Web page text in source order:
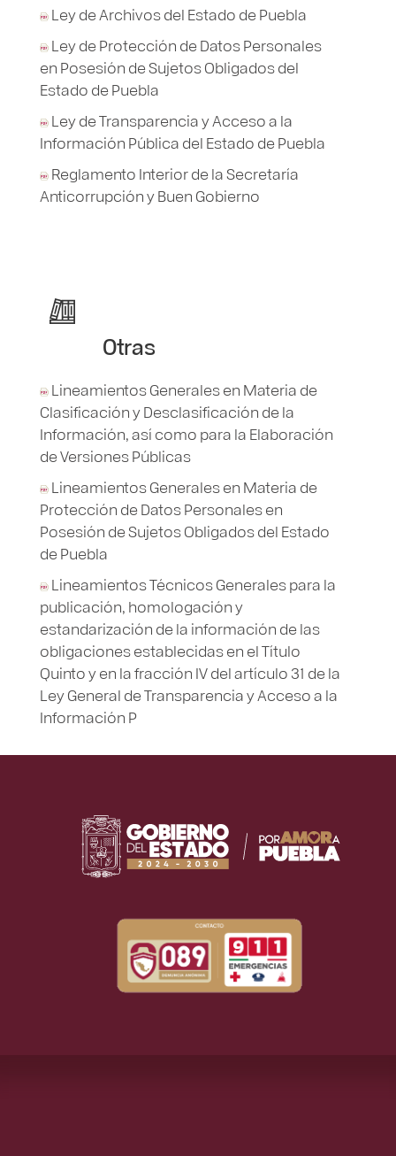
Ley de Archivos del Estado de Puebla
Ley de Protección de Datos Personales
en Posesión de Sujetos Obligados del
Estado de Puebla
Ley de Transparencia y Acceso a la
Información Pública del Estado de Puebla
Reglamento Interior de la Secretaría
Anticorrupción y Buen Gobierno
Otras
Lineamientos Generales en Materia de
Clasificación y Desclasificación de la
Información, así como para la Elaboración
de Versiones Públicas
Lineamientos Generales en Materia de
Protección de Datos Personales en
Posesión de Sujetos Obligados del Estado
de Puebla
Lineamientos Técnicos Generales para la
publicación, homologación y
estandarización de la información de las
obligaciones establecidas en el Título
Quinto y en la fracción IV del artículo 31 de la
Ley General de Transparencia y Acceso a la
Información P